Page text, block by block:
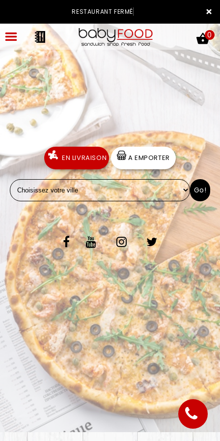
×
RESTAURANT FERMÉ
ACCUEIL
LA CARTE
VOTRE COMPTE
NOTRE RESTAURANT
VOS AVIS
MENTIONS LÉGALES
C.G.V
0
EN LIVRAISON A EMPORTER
Go!